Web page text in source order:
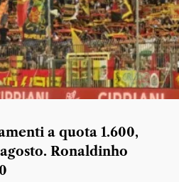
a quota 1.600,
Ronaldinho